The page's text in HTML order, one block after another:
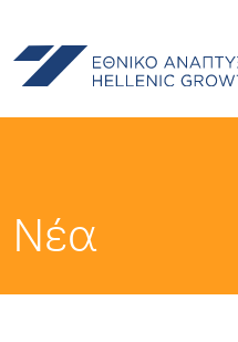
Νέα